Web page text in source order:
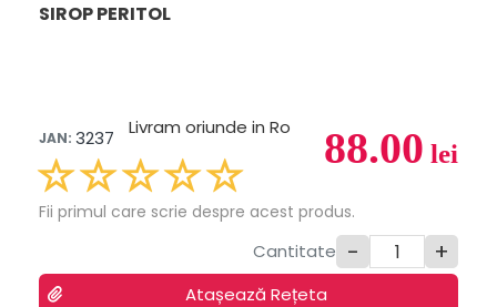
SIROP PERITOL
88.00 lei
JAN: 3237 Livram oriunde in Ro
Fii primul care scrie despre acest produs.
Cantitate - +
Atașează Rețeta